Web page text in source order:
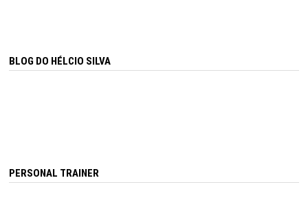
BLOG DO HÉLCIO SILVA
PERSONAL TRAINER